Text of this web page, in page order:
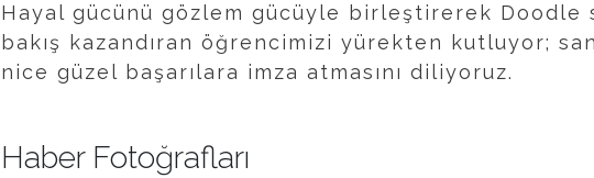
Hayal gücünü gözlem gücüyle birleştirerek Doodle
bakış kazandıran öğrencimizi yürekten kutluyor;
nice güzel başarılara imza atmasını diliyoruz.
Haber Fotoğrafları